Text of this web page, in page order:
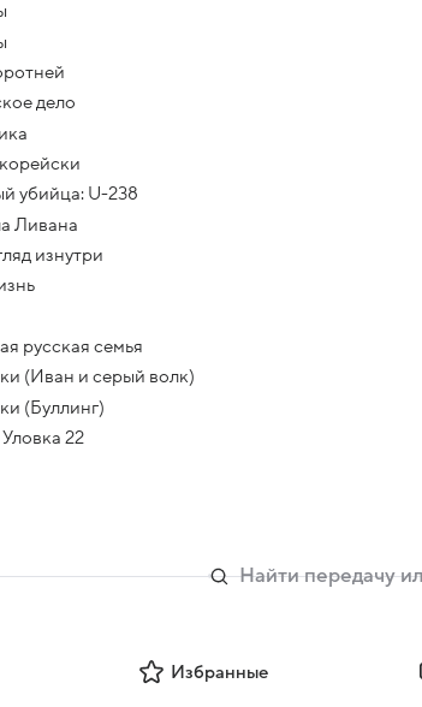
дело
убийца: U-238
Ливана
изнутри
русская семья
(Иван и серый волк)
(Буллинг)
22
Избранные